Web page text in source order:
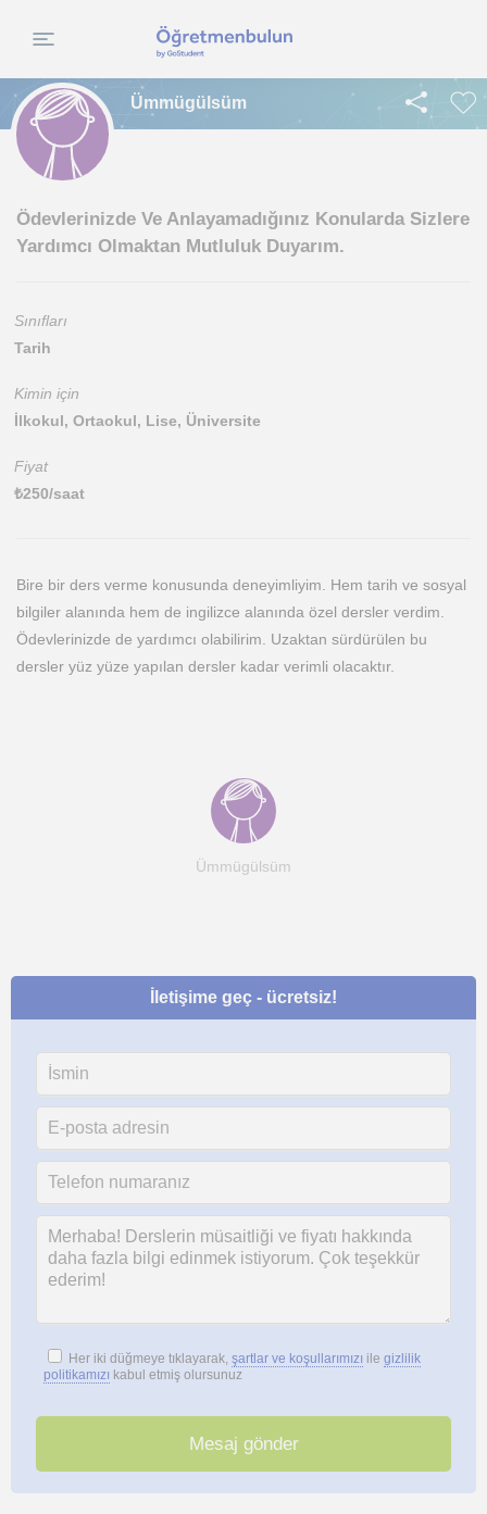
Ümmügülsüm
Ödevlerinizde Ve Anlayamadığınız Konularda Sizlere
Yardımcı Olmaktan Mutluluk Duyarım.
Sınıfları
Tarih
Kimin için
İlkokul, Ortaokul, Lise, Üniversite
Fiyat
₺250/saat
Bire bir ders verme konusunda deneyimliyim. Hem tarih ve sosyal
bilgiler alanında hem de ingilizce alanında özel dersler verdim.
Ödevlerinizde de yardımcı olabilirim. Uzaktan sürdürülen bu
dersler yüz yüze yapılan dersler kadar verimli olacaktır.
Ümmügülsüm
İletişime geç - ücretsiz!
Her iki düğmeye tıklayarak, şartlar ve koşullarımızı ile gizlilik
politikamızı kabul etmiş olursunuz